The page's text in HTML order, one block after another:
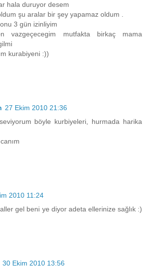
hala duruyor desem
şu aralar bir şey yapamaz oldum .
3 gün izinliyim
vazgeçecegim mutfakta birkaç mama
kurabiyeni :))
27 Ekim 2010 21:36
böyle kurbiyeleri, hurmada harika
2010 11:24
gel beni ye diyor adeta ellerinize sağlık :)
30 Ekim 2010 13:56